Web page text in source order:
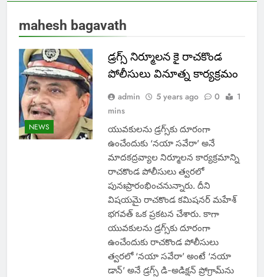
mahesh bagavath
NEWS
డ్రగ్స్ నిర్మూలన కై రాచకొండ
పోలీసులు వినూత్న కార్యక్రమం
admin 5 years ago 0
1
mins
యువకులను డ్రగ్స్‌కు దూరంగా
ఉంచేందుకు ‘నయా సవేరా’ అనే
మాదకద్రవ్యాల నిర్మూలన కార్యక్రమాన్ని
రాచకొండ పోలీసులు త్వరలో
పునఃప్రారంభించనున్నారు. దీని
విష‌య‌మై రాచకొండ కమిషనర్‌ మహేశ్‌
భగవత్ ఒక ప్ర‌క‌ట‌న చేశారు. కాగా
యువకులను డ్రగ్స్‌కు దూరంగా
ఉంచేందుకు రాచకొండ పోలీసులు
త్వరలో ‘నయా సవేరా’ అంటే ‘నయా
డాన్’ అనే డ్రగ్స్ డి-అడిక్షన్ ప్రోగ్రామ్‌ను